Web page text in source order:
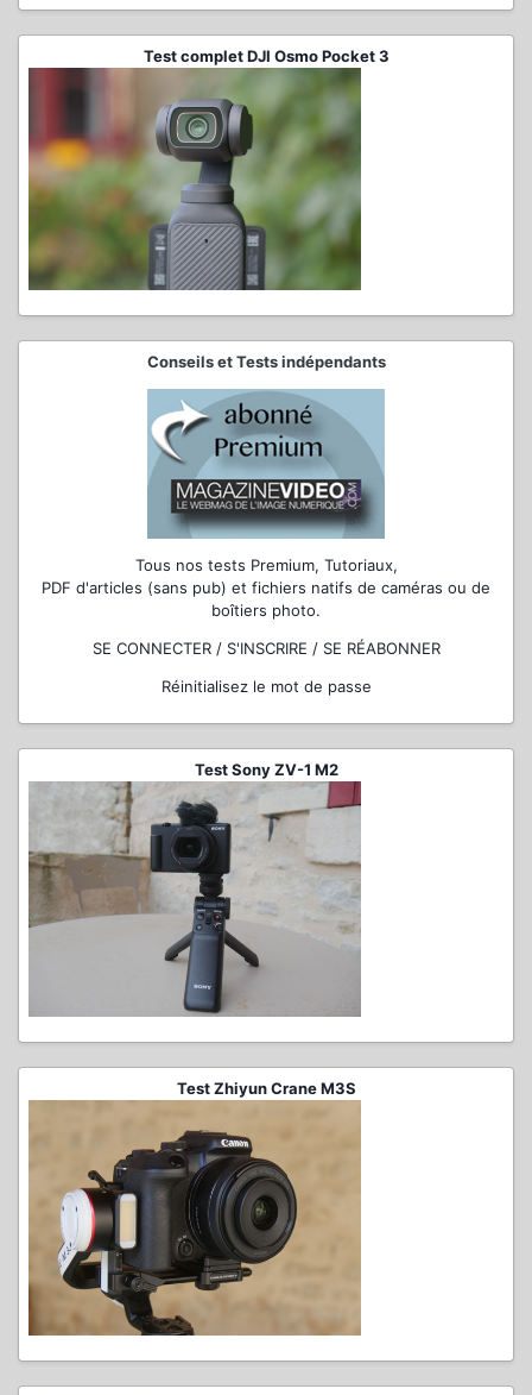
Test complet DJI Osmo Pocket 3
Conseils et Tests indépendants
Tous nos tests Premium, Tutoriaux,
PDF d'articles (sans pub) et fichiers natifs de caméras ou de
boîtiers photo.
SE CONNECTER / S'INSCRIRE / SE RÉABONNER
Réinitialisez le mot de passe
Test Sony ZV-1 M2
Test Zhiyun Crane M3S